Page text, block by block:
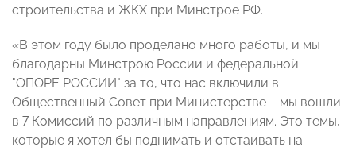
строительства и ЖКХ при Минстрое РФ.
«В этом году было проделано много работы, и мы
благодарны Минстрою России и федеральной
"ОПОРЕ РОССИИ" за то, что нас включили в
Общественный Совет при Министерстве – мы вошли
в 7 Комиссий по различным направлениям. Это темы,
которые я хотел бы поднимать и отстаивать на